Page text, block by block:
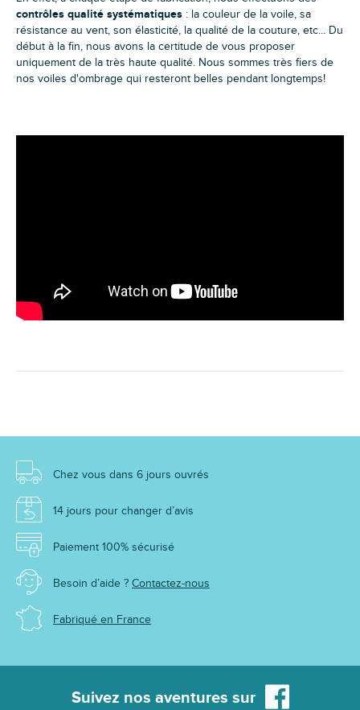
contrôles qualité systématiques : la couleur de la voile, sa
résistance au vent, son élasticité, la qualité de la couture, etc... Du
début à la fin, nous avons la certitude de vous proposer
uniquement de la très haute qualité. Nous sommes très fiers de
nos voiles d'ombrage qui resteront belles pendant longtemps!
Chez vous dans 6 jours ouvrés
14 jours pour changer d’avis
Paiement 100% sécurisé
Besoin d’aide ? Contactez-nous
Fabriqué en France
Suivez nos aventures sur